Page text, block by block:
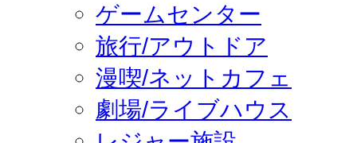
ゲームセンター
旅行/アウトドア
漫喫/ネットカフェ
劇場/ライブハウス